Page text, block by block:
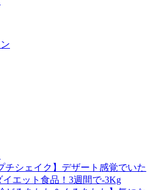
チシェイク】デザート感覚でいた
イエット食品！3週間で-3Kg